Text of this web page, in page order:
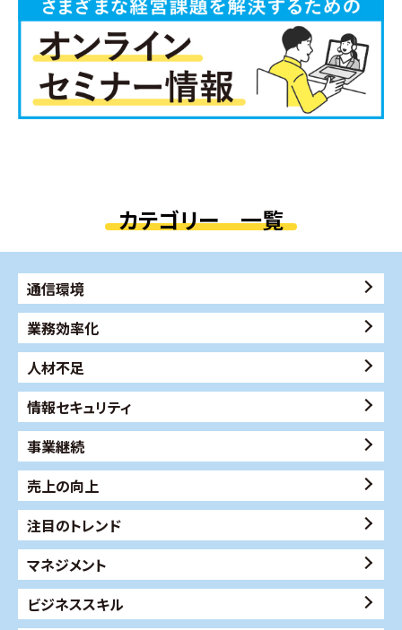
カテゴリー 一覧
通信環境
業務効率化
人材不足
情報セキュリティ
事業継続
売上の向上
注目のトレンド
マネジメント
ビジネススキル